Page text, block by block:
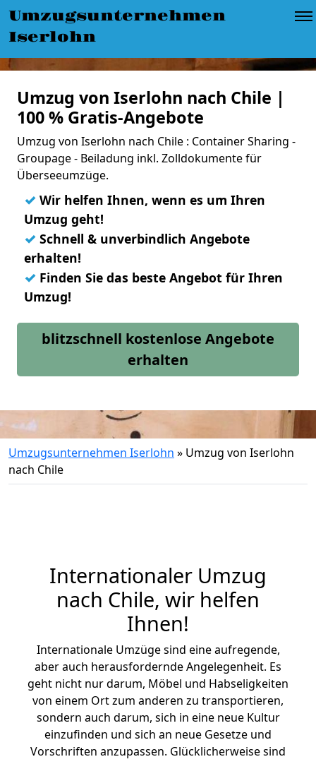
Umzugsunternehmen
Iserlohn
Umzug von Iserlohn nach Chile |
100 % Gratis-Angebote
Umzug von Iserlohn nach Chile : Container Sharing -
Groupage - Beiladung inkl. Zolldokumente für
Überseeumzüge.
✓ Wir helfen Ihnen, wenn es um Ihren
Umzug geht!
✓ Schnell & unverbindlich Angebote
erhalten!
✓ Finden Sie das beste Angebot für Ihren
Umzug!
blitzschnell kostenlose Angebote
erhalten
Umzugsunternehmen Iserlohn » Umzug von Iserlohn
nach Chile
Internationaler Umzug
nach Chile, wir helfen
Ihnen!
Internationale Umzüge sind eine aufregende,
aber auch herausfordernde Angelegenheit. Es
geht nicht nur darum, Möbel und Habseligkeiten
von einem Ort zum anderen zu transportieren,
sondern auch darum, sich in eine neue Kultur
einzufinden und sich an neue Gesetze und
Vorschriften anzupassen. Glücklicherweise sind